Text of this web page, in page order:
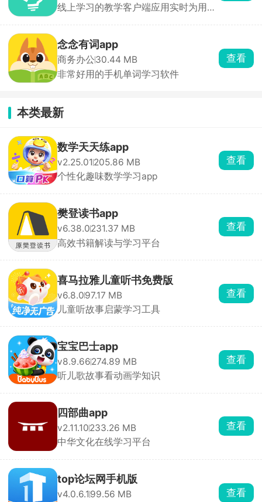
线上学习的教学客户端应用实时为用户
念念有词app
商务办公30.44 MB
非常好用的手机单词学习软件
查看
本类最新
数学天天练app
v2.25.01 205.86 MB
个性化趣味数学学习app
查看
樊登读书app
v6.38.0231.37 MB
高效书籍解读与学习平台
查看
喜马拉雅儿童听书免费版
v6.8.097.17 MB
儿童听故事启蒙学习工具
查看
宝宝巴士app
v8.9.66274.89 MB
听儿歌故事看动画学知识
查看
四部曲app
v2.11.10233.26 MB
中华文化在线学习平台
查看
top论坛网手机版
v4.0.6.1 99.56 MB
查看